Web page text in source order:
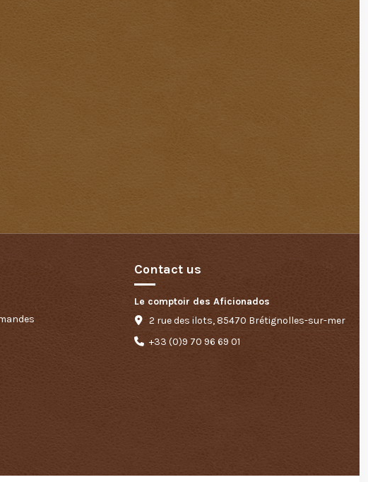
Contact us
Le comptoir des Aficionados
2 rue des ilots, 85470 Brétignolles-sur-mer
+33 (0)9 70 96 69 01